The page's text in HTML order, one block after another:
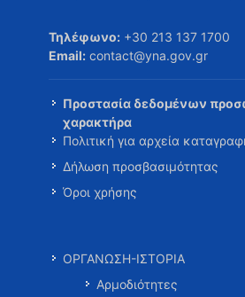
Τηλέφωνο: +30 213 137 1700
Email: contact@yna.gov.gr
Προστασία δεδομένων
χαρακτήρα
Πολιτική για αρχεία
Δήλωση προσβασιμότητας
Όροι χρήσης
ΟΡΓΑΝΩΣΗ-ΙΣΤΟΡΙΑ
Αρμοδιότητες